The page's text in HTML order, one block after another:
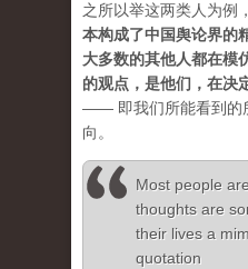
之所以举这两类人为例
本构成了中国舆论界的
大多数的其他人都在模
的观点，是他们，在决
—— 即我们所能看到的
向。
Most people
thoughts are
their lives a
quotation